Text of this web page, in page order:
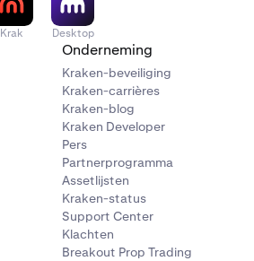
Krak Desktop
Onderneming
Kraken-beveiliging
Kraken-carrières
Kraken-blog
Kraken Developer
Pers
Partnerprogramma
Assetlijsten
Kraken-status
Support Center
Klachten
Breakout Prop Trading